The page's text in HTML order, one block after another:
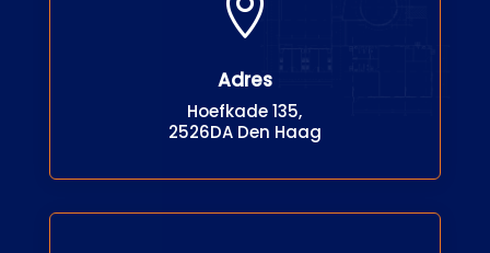

Adres
Hoefkade 135,
2526DA Den Haag